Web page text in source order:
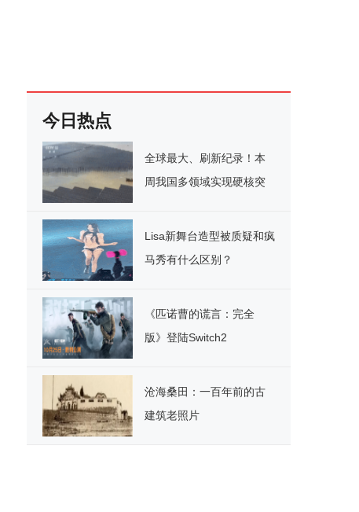
今日热点
全球最大、刷新纪录！本
周我国多领域实现硬核突
Lisa新舞台造型被质疑和疯
马秀有什么区别？
《匹诺曹的谎言：完全
版》登陆Switch2
沧海桑田：一百年前的古
建筑老照片